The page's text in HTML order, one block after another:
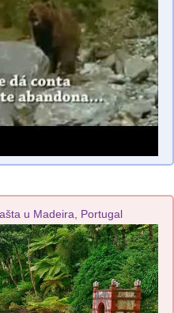
u Madeira, Portugal